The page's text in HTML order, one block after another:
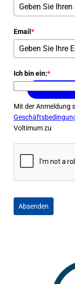
Email *
Ich bin ein:*
Mit der Anmeldung
Voltimum zu
Absenden